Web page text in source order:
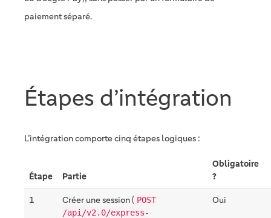
paiement séparé.
Étapes d’intégration
L’intégration comporte cinq étapes logiques :
Étape Partie
Obligatoire
?
1 Créer une session ( POST
/api/v2.0/express-
Oui